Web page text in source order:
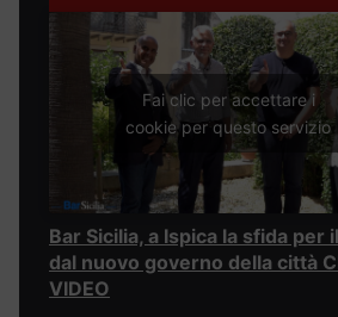
Fai clic per accettare i
cookie per questo servizio
Bar Sicilia, a Ispica la sfida per
dal nuovo governo della città
VIDEO